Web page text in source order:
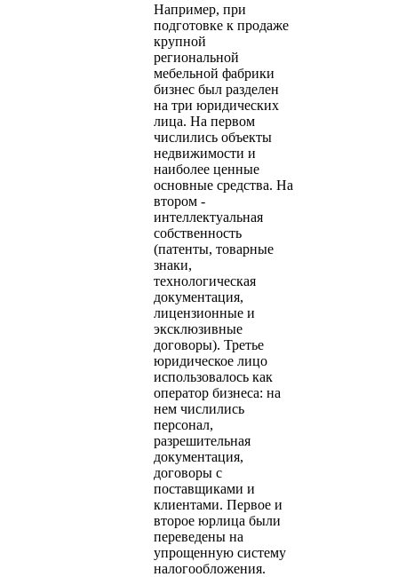
Например, при
подготовке к продаже
крупной
региональной
мебельной фабрики
бизнес был разделен
на три юридических
лица. На первом
числились объекты
недвижимости и
наиболее ценные
основные средства. На
втором -
интеллектуальная
собственность
(патенты, товарные
знаки,
технологическая
документация,
лицензионные и
эксклюзивные
договоры). Третье
юридическое лицо
использовалось как
оператор бизнеса: на
нем числились
персонал,
разрешительная
документация,
договоры с
поставщиками и
клиентами. Первое и
второе юрлица были
переведены на
упрощенную систему
налогообложения.